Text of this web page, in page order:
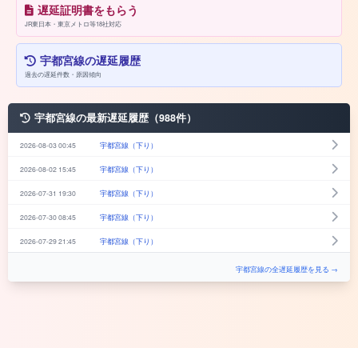
遅延証明書をもらう
JR東日本・東京メトロ等18社対応
宇都宮線の遅延履歴
過去の遅延件数・原因傾向
宇都宮線の最新遅延履歴（988件）
2026-08-03 00:45 宇都宮線（下り）
2026-08-02 15:45 宇都宮線（下り）
2026-07-31 19:30 宇都宮線（下り）
2026-07-30 08:45 宇都宮線（下り）
2026-07-29 21:45 宇都宮線（下り）
宇都宮線の全遅延履歴を見る →